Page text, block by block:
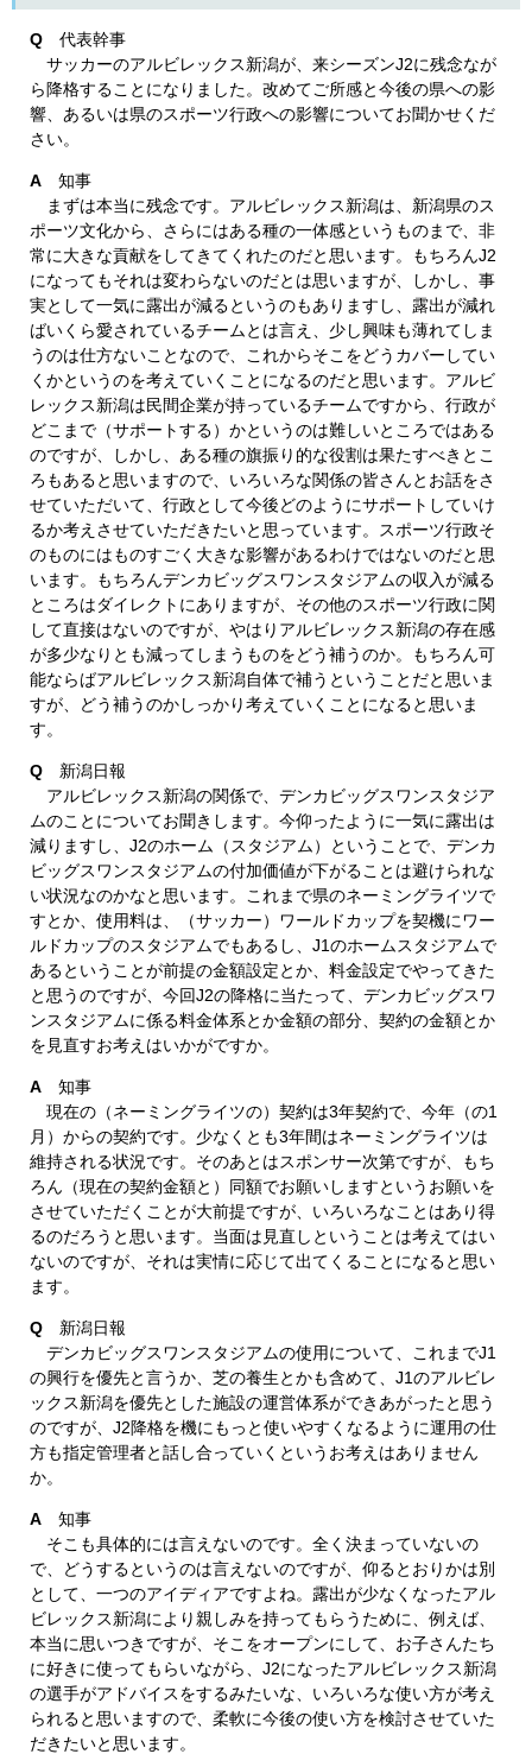
Q 代表幹事
サッカーのアルビレックス新潟が、来シーズンJ2に残念なが
ら降格することになりました。改めてご所感と今後の県への影
響、あるいは県のスポーツ行政への影響についてお聞かせくだ
さい。
A 知事
まずは本当に残念です。アルビレックス新潟は、新潟県のス
ポーツ文化から、さらにはある種の一体感というものまで、非
常に大きな貢献をしてきてくれたのだと思います。もちろんJ2
になってもそれは変わらないのだとは思いますが、しかし、事
実として一気に露出が減るというのもありますし、露出が減れ
ばいくら愛されているチームとは言え、少し興味も薄れてしま
うのは仕方ないことなので、これからそこをどうカバーしてい
くかというのを考えていくことになるのだと思います。アルビ
レックス新潟は民間企業が持っているチームですから、行政が
どこまで（サポートする）かというのは難しいところではある
のですが、しかし、ある種の旗振り的な役割は果たすべきとこ
ろもあると思いますので、いろいろな関係の皆さんとお話をさ
せていただいて、行政として今後どのようにサポートしていけ
るか考えさせていただきたいと思っています。スポーツ行政そ
のものにはものすごく大きな影響があるわけではないのだと思
います。もちろんデンカビッグスワンスタジアムの収入が減る
ところはダイレクトにありますが、その他のスポーツ行政に関
して直接はないのですが、やはりアルビレックス新潟の存在感
が多少なりとも減ってしまうものをどう補うのか。もちろん可
能ならばアルビレックス新潟自体で補うということだと思いま
すが、どう補うのかしっかり考えていくことになると思いま
す。
Q 新潟日報
アルビレックス新潟の関係で、デンカビッグスワンスタジア
ムのことについてお聞きします。今仰ったように一気に露出は
減りますし、J2のホーム（スタジアム）ということで、デンカ
ビッグスワンスタジアムの付加価値が下がることは避けられな
い状況なのかなと思います。これまで県のネーミングライツで
すとか、使用料は、（サッカー）ワールドカップを契機にワー
ルドカップのスタジアムでもあるし、J1のホームスタジアムで
あるということが前提の金額設定とか、料金設定でやってきた
と思うのですが、今回J2の降格に当たって、デンカビッグスワ
ンスタジアムに係る料金体系とか金額の部分、契約の金額とか
を見直すお考えはいかがですか。
A 知事
現在の（ネーミングライツの）契約は3年契約で、今年（の1
月）からの契約です。少なくとも3年間はネーミングライツは
維持される状況です。そのあとはスポンサー次第ですが、もち
ろん（現在の契約金額と）同額でお願いしますというお願いを
させていただくことが大前提ですが、いろいろなことはあり得
るのだろうと思います。当面は見直しということは考えてはい
ないのですが、それは実情に応じて出てくることになると思い
ます。
Q 新潟日報
デンカビッグスワンスタジアムの使用について、これまでJ1
の興行を優先と言うか、芝の養生とかも含めて、J1のアルビレ
ックス新潟を優先とした施設の運営体系ができあがったと思う
のですが、J2降格を機にもっと使いやすくなるように運用の仕
方も指定管理者と話し合っていくというお考えはありません
か。
A 知事
そこも具体的には言えないのです。全く決まっていないの
で、どうするというのは言えないのですが、仰るとおりかは別
として、一つのアイディアですよね。露出が少なくなったアル
ビレックス新潟により親しみを持ってもらうために、例えば、
本当に思いつきですが、そこをオープンにして、お子さんたち
に好きに使ってもらいながら、J2になったアルビレックス新潟
の選手がアドバイスをするみたいな、いろいろな使い方が考え
られると思いますので、柔軟に今後の使い方を検討させていた
だきたいと思います。